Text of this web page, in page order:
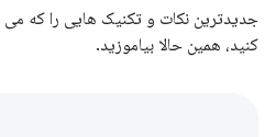
جدیدترین نکات و تکنیک هایی را که می
کنید، همین حالا بیاموزید.